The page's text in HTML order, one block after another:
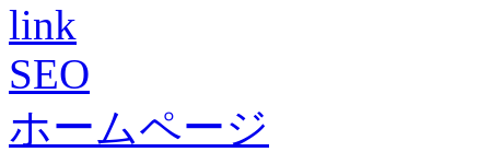
link
SEO
ホームページ